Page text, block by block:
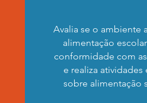
Avalia se o ambiente
alimentação
conformidade com
e realiza atividades
sobre alimentação